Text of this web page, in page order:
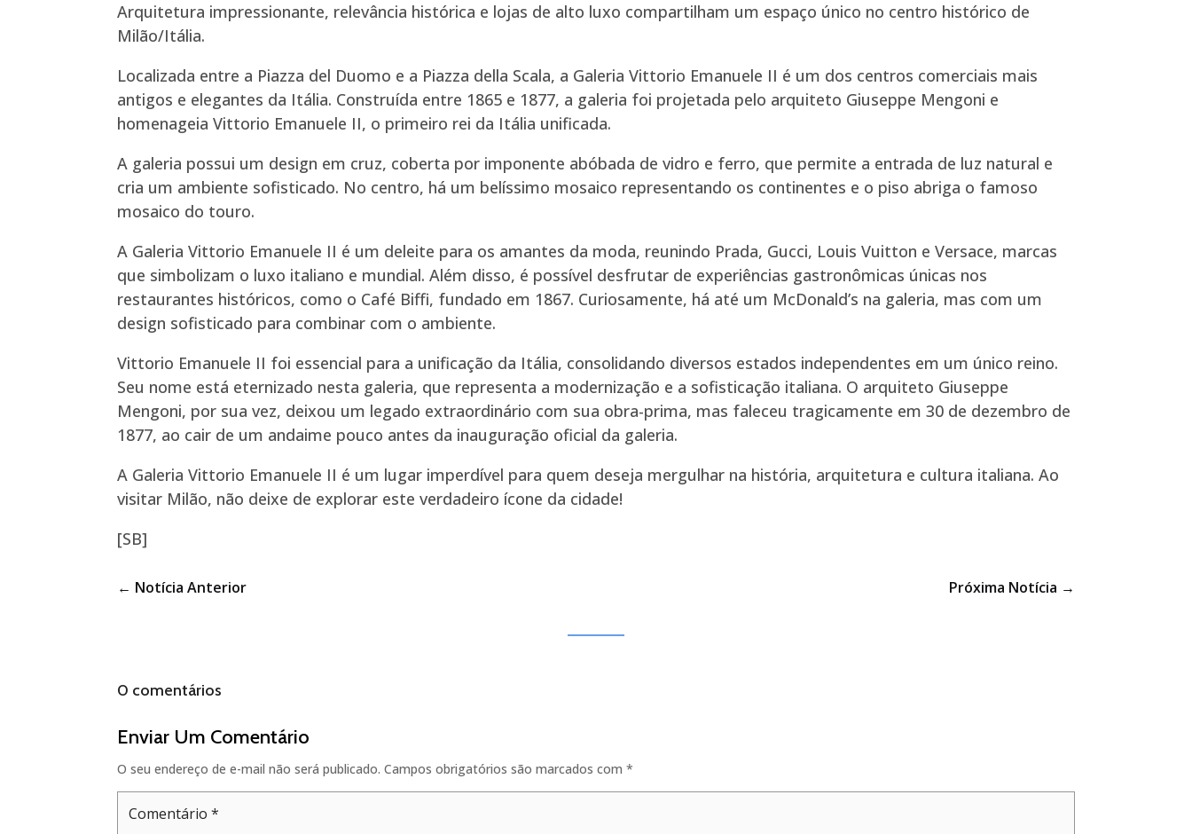
Arquitetura impressionante, relevância histórica e lojas de alto luxo compartilham um espaço único no centro histórico de
Milão/Itália.
Localizada entre a Piazza del Duomo e a Piazza della Scala, a Galeria Vittorio Emanuele II é um dos centros comerciais mais
antigos e elegantes da Itália. Construída entre 1865 e 1877, a galeria foi projetada pelo arquiteto Giuseppe Mengoni e
homenageia Vittorio Emanuele II, o primeiro rei da Itália unificada.
A galeria possui um design em cruz, coberta por imponente abóbada de vidro e ferro, que permite a entrada de luz natural e
cria um ambiente sofisticado. No centro, há um belíssimo mosaico representando os continentes e o piso abriga o famoso
mosaico do touro.
A Galeria Vittorio Emanuele II é um deleite para os amantes da moda, reunindo Prada, Gucci, Louis Vuitton e Versace, marcas
que simbolizam o luxo italiano e mundial. Além disso, é possível desfrutar de experiências gastronômicas únicas nos
restaurantes históricos, como o Café Biffi, fundado em 1867. Curiosamente, há até um McDonald’s na galeria, mas com um
design sofisticado para combinar com o ambiente.
Vittorio Emanuele II foi essencial para a unificação da Itália, consolidando diversos estados independentes em um único reino.
Seu nome está eternizado nesta galeria, que representa a modernização e a sofisticação italiana. O arquiteto Giuseppe
Mengoni, por sua vez, deixou um legado extraordinário com sua obra-prima, mas faleceu tragicamente em 30 de dezembro de
1877, ao cair de um andaime pouco antes da inauguração oficial da galeria.
A Galeria Vittorio Emanuele II é um lugar imperdível para quem deseja mergulhar na história, arquitetura e cultura italiana. Ao
visitar Milão, não deixe de explorar este verdadeiro ícone da cidade!
[SB]
← Notícia Anterior Próxima Notícia →
0 comentários
Enviar Um Comentário
O seu endereço de e-mail não será publicado. Campos obrigatórios são marcados com *